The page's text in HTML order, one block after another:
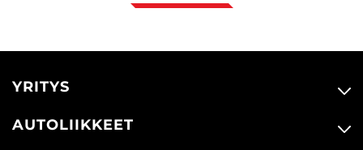
YRITYS
AUTOLIIKKEET